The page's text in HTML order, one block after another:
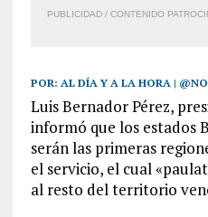
PUBLICIDAD / CONTENIDO
POR: AL DÍA Y A LA HORA |
Luis Bernador Pérez,
informó que los estados
serán las primeras
el servicio, el cual
al resto del territorio